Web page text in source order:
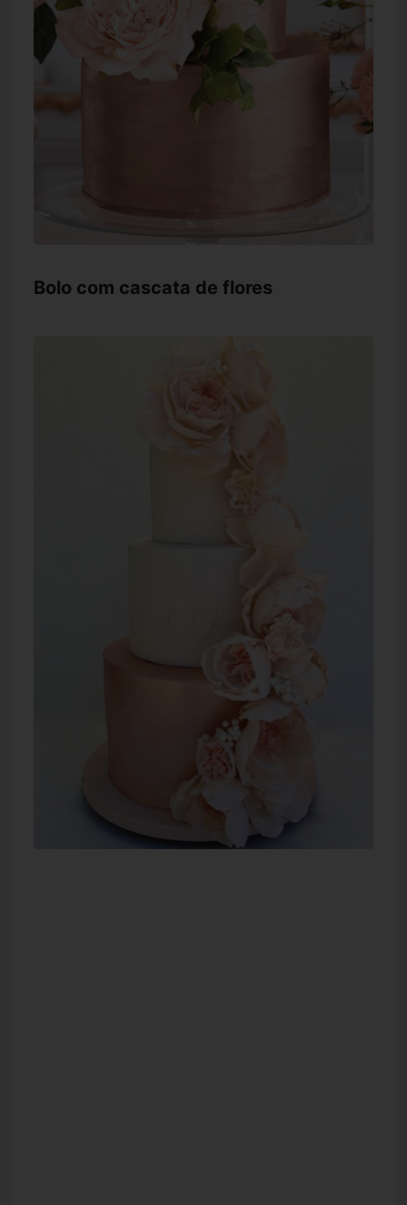
Bolo com cascata de flores